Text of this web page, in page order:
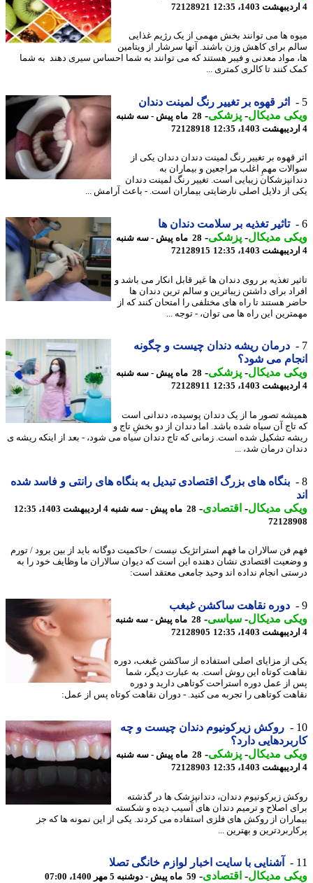
72128921
ها می توانند بخش مهمی از یک رژیم غذایی
برای کاهش وزن باشند. آنها سرشار از ویتامین
مواد معدنی و فیبر هستند که می توانند به شما احساس سیری دهند به شما
کنند تا کالری کمتری ...
اثر قهوه بر تغییر رنگ لمینت دندان
مدیکال-پزشکی-
28 ماه پیش - سه شنبه
72128918
قهوه بر تغییر رنگ لمینت دندان دندان یکی از
مهمِ اغلب مراجعین و بیماران به
زیبایی است. تغییر رنگ لمینت دندان
از دلایل اصلی نارضایتی بیماران است. - باعث آرامش ...
تاثیر تغذیه بر سلامت دندان ها
مدیکال-پزشکی-
28 ماه پیش - سه شنبه
72128915
تغذیه بر روی دندان ها غیر قابل انکار می باشد و
برای داشتن زیباترین و سالم ترین دندان ها
هستند تا راه های مختلفی را امتحان کنند که از
این راه ها می توان، - توجه ...
درمان ریشه دندان چیست و چگونه
می شود؟
مدیکال-پزشکی-
28 ماه پیش - سه شنبه
72128911
تصور ما از یک دندان پوسیده، دندانی است
آن سیاه شده باشد. اما دندان از دو بخشِ تاج و
تشکیل شده است. زمانی که تاج دندان سیاه می شود، - بعد از اینکه ریشه ی
درمان شد، ...
بنگاه های بزرگ اقتصادی تبدیل به بنگاه های رانتی و فاسد شده
مدیکال-اقتصادی-28 ماه پیش - سه شنبه 4 اردیبهشت 1403، 12:35
فن سالاران ما فهم استراتژیک نیست / حاکمیت دوگانه باید از بین برود / تورم
اقتصادی نشان دهنده این است که دیوان سالاران ما وظایف خود را به
انجام نداده اند وحید جامعی معتقد است:
دوره نقاهت ساکشن غبغب
مدیکال-سیاسی-
28 ماه پیش - سه شنبه
72128905
از مزایای اصلی استفاده از ساکشن غبغب، دوره
کوتاه این روش است. به عبارت دیگر، شما
عمل دوره استراحت کوتاهی دارید و دوره
کوتاهی را تجربه می کنید. - دوران نقاهت کوتاه پس از عمل:
روکش زیرکونیوم دندان چیست و چه
دارد؟
مدیکال-پزشکی-
28 ماه پیش - سه شنبه
72128903
زیرکونیوم دندان، دندانپزشک ها در گذشته
اصلاح و ترمیم دندان های آسیب دیده و شکسته
از روکش های فلزی استفاده می کردند. یکی از این نمونه ها که جز
و بهترین ...
آشنایی با سایت اخبار لوازم خانگی تصلا
مدیکال-اقتصادی-59 ماه پیش - دوشنبه 5 مهر 1400، 07:00